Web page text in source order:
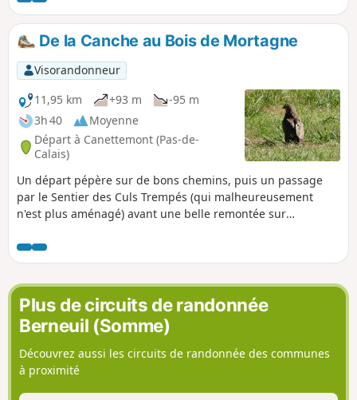
De la Canche au Bois de Mortagne
Visorandonneur
11,95 km
+93 m
-95 m
3h 40
Moyenne
Départ à Canettemont (Pas-de-
Calais)
Un départ pépère sur de bons chemins, puis un passage
par le Sentier des Culs Trempés (qui malheureusement
n'est plus aménagé) avant une belle remontée sur
Plus de circuits de randonnée
Berneuil (Somme)
Découvrez aussi les circuits de randonnée des communes
à proximité